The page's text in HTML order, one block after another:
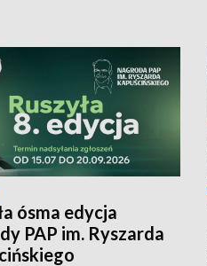
ósma edycja
PAP im. Ryszarda